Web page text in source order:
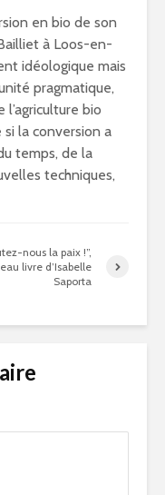
en bio de son
à Loos-en-
idéologique mais
pragmatique,
l’agriculture bio
la conversion a
temps, de la
techniques,
nous la paix !”,
livre d’Isabelle
Saporta